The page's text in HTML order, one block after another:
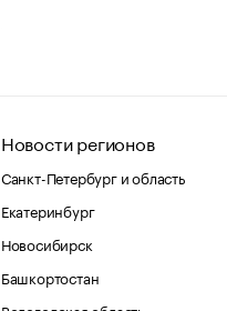
Новости регионов
Санкт-Петербург и область
Екатеринбург
Новосибирск
Башкортостан